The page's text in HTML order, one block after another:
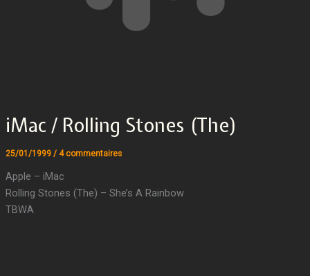
iMac / Rolling Stones (The)
25/01/1999 / 4 commentaires
Apple – iMac
Rolling Stones (The) – She’s A Rainbow
TBWA